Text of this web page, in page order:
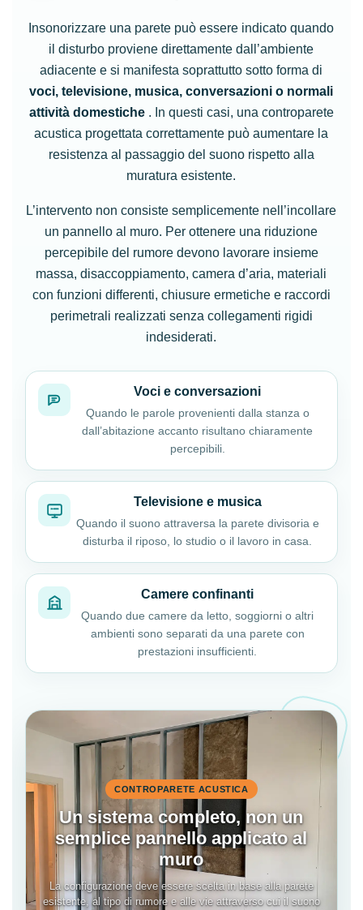
Insonorizzare una parete può essere indicato quando
il disturbo proviene direttamente dall’ambiente
adiacente e si manifesta soprattutto sotto forma di
voci, televisione, musica, conversazioni o normali
attività domestiche . In questi casi, una controparete
acustica progettata correttamente può aumentare la
resistenza al passaggio del suono rispetto alla
muratura esistente.
L’intervento non consiste semplicemente nell’incollare
un pannello al muro. Per ottenere una riduzione
percepibile del rumore devono lavorare insieme
massa, disaccoppiamento, camera d’aria, materiali
con funzioni differenti, chiusure ermetiche e raccordi
perimetrali realizzati senza collegamenti rigidi
indesiderati.
Voci e conversazioni
Quando le parole provenienti dalla stanza o
dall’abitazione accanto risultano chiaramente
percepibili.
Televisione e musica
Quando il suono attraversa la parete divisoria e
disturba il riposo, lo studio o il lavoro in casa.
Camere confinanti
Quando due camere da letto, soggiorni o altri
ambienti sono separati da una parete con
prestazioni insufficienti.
CONTROPARETE ACUSTICA
Un sistema completo, non un
semplice pannello applicato al
muro
La configurazione deve essere scelta in base alla parete
esistente, al tipo di rumore e alle vie attraverso cui il suono